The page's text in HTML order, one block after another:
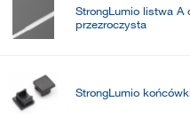
StrongLumio listwa A
przezroczysta
StrongLumio